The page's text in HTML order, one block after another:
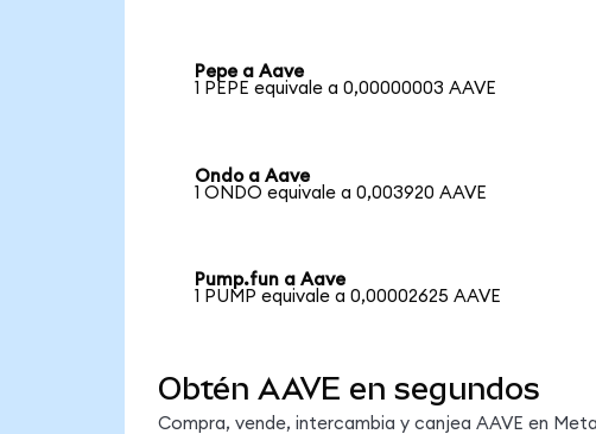
Pepe a Aave
1 PEPE equivale a 0,00000003 AAVE
Ondo a Aave
1 ONDO equivale a 0,003920 AAVE
Pump.fun a Aave
1 PUMP equivale a 0,00002625 AAVE
Obtén AAVE en segundos
Compra, vende, intercambia y canjea AAVE en